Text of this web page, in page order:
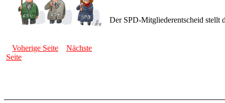
Der SPD-Mitgliederentscheid stellt
Voherige Seite
Nächste
Seite